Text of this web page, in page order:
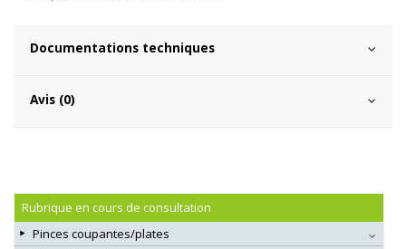
Documentations techniques
Avis (0)
Rubrique en cours de consultation
Pinces coupantes/plates